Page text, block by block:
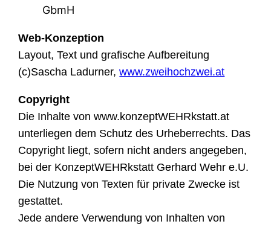
GbmH
Web-Konzeption
Layout, Text und grafische Aufbereitung
(c)Sascha Ladurner,www.zweihochzwei.at
Copyright
Die Inhalte von www.konzeptWEHRkstatt.at
unterliegen dem Schutz des Urheberrechts. Das
Copyright liegt, sofern nicht anders angegeben,
bei der KonzeptWEHRkstatt Gerhard Wehr e.U.
Die Nutzung von Texten für private Zwecke ist
gestattet.
Jede andere Verwendung von Inhalten von